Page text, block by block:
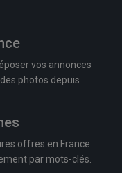
vos annonces
photos depuis
offres en France
par mots-clés.